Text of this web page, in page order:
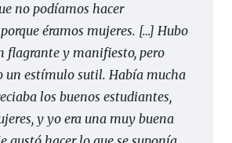
no podíamos hacer
éramos mujeres. […] Hubo
flagrante y manifiesto, pero
un estímulo sutil. Había mucha
los buenos estudiantes,
y yo era una muy buena